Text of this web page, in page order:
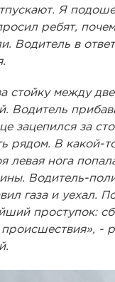
Я
ребят,
Водитель в
стойку между
Водитель
зацепился за
рядом. В какой-
левая нога
Водитель-
газа и уехал.
проступок:
происшествия», -